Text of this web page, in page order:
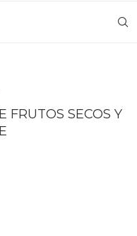
FRUTOS SECOS Y